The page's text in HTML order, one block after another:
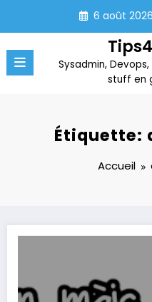
contenu
6 août 2026
Sysadmin,
stuff en
Étiquette:
Accueil